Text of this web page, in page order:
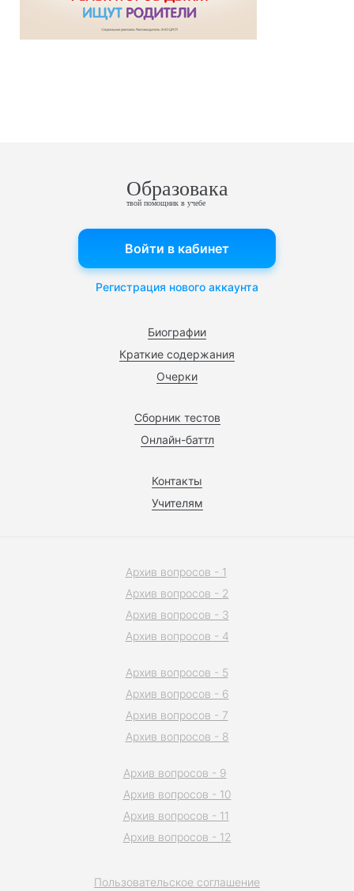
Образовака
твой помощник в учебе
Биографии
Краткие содержания
Очерки
Сборник тестов
Онлайн-баттл
Контакты
Учителям
Войти в кабинет
Регистрация нового аккаунта
Пользовательское соглашение
Архив вопросов - 1
Архив вопросов - 2
Архив вопросов - 3
Архив вопросов - 4
Архив вопросов - 5
Архив вопросов - 6
Архив вопросов - 7
Архив вопросов - 8
Архив вопросов - 9
Архив вопросов - 10
Архив вопросов - 11
Архив вопросов - 12